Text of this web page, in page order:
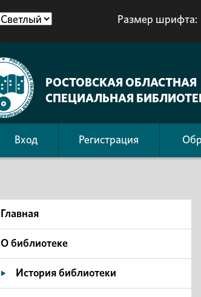
Размер шрифта:
РОСТОВСКАЯ ОБЛАСТНАЯ
СПЕЦИАЛЬНАЯ
Вход Регистрация
Главная
О библиотеке
История библиотеки